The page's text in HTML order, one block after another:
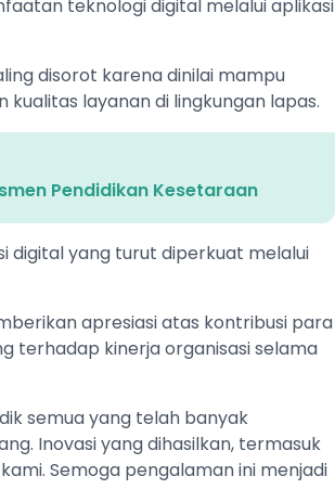
teknologi digital melalui aplikasi
disorot karena dinilai mampu
layanan di lingkungan lapas.
Pendidikan Kesetaraan
digital yang turut diperkuat melalui
apresiasi atas kontribusi para
terhadap kinerja organisasi selama
semua yang telah banyak
Inovasi yang dihasilkan, termasuk
Semoga pengalaman ini menjadi